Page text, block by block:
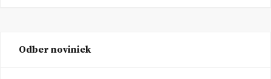
Odber noviniek